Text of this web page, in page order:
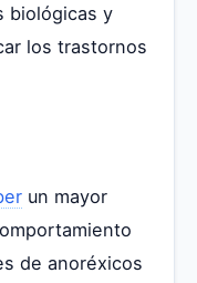
biológicas y
los trastornos
un mayor
de anoréxicos